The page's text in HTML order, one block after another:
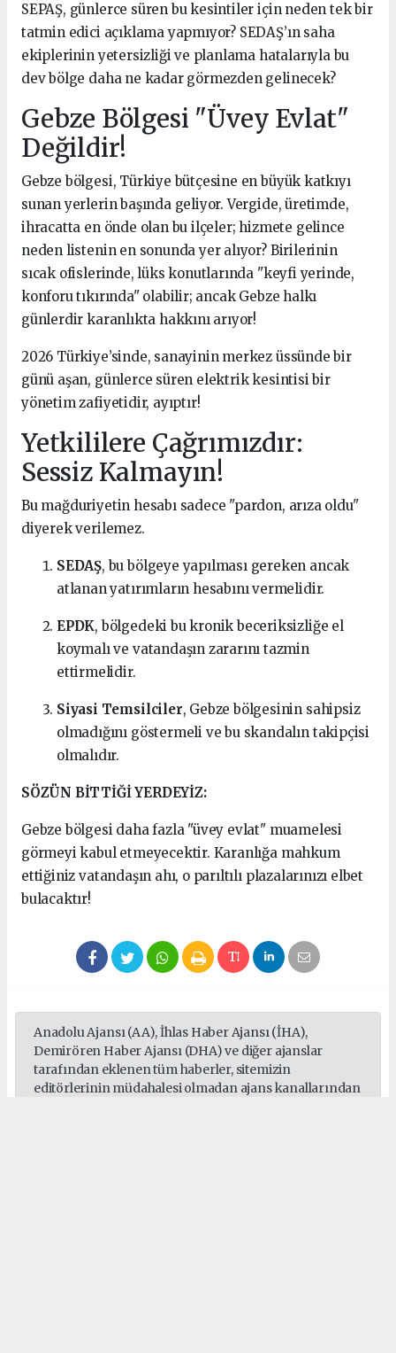
SEPAŞ, günlerce süren bu kesintiler için neden tek bir
tatmin edici açıklama yapmıyor? SEDAŞ’ın saha
ekiplerinin yetersizliği ve planlama hatalarıyla bu
dev bölge daha ne kadar görmezden gelinecek?
Gebze Bölgesi "Üvey Evlat"
Değildir!
Gebze bölgesi, Türkiye bütçesine en büyük katkıyı
sunan yerlerin başında geliyor. Vergide, üretimde,
ihracatta en önde olan bu ilçeler; hizmete gelince
neden listenin en sonunda yer alıyor? Birilerinin
sıcak ofislerinde, lüks konutlarında "keyfi yerinde,
konforu tıkırında" olabilir; ancak Gebze halkı
günlerdir karanlıkta hakkını arıyor!
2026 Türkiye’sinde, sanayinin merkez üssünde bir
günü aşan, günlerce süren elektrik kesintisi bir
yönetim zafiyetidir, ayıptır!
Yetkililere Çağrımızdır:
Sessiz Kalmayın!
Bu mağduriyetin hesabı sadece "pardon, arıza oldu"
diyerek verilemez.
SEDAŞ, bu bölgeye yapılması gereken ancak
atlanan yatırımların hesabını vermelidir.
EPDK, bölgedeki bu kronik beceriksizliğe el
koymalı ve vatandaşın zararını tazmin
ettirmelidir.
Siyasi Temsilciler, Gebze bölgesinin sahipsiz
olmadığını göstermeli ve bu skandalın takipçisi
olmalıdır.
SÖZÜN BİTTİĞİ YERDEYİZ:
Gebze bölgesi daha fazla "üvey evlat" muamelesi
görmeyi kabul etmeyecektir. Karanlığa mahkum
ettiğiniz vatandaşın ahı, o parıltılı plazalarınızı elbet
bulacaktır!
Anadolu Ajansı (AA), İhlas Haber Ajansı (İHA),
Demirören Haber Ajansı (DHA) ve diğer ajanslar
tarafından eklenen tüm haberler, sitemizin
editörlerinin müdahalesi olmadan ajans kanallarından